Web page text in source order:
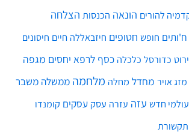
להורים הונאה הכנסות הצלחה
ח'ותים חופש חטופים חיזבאללה חיים חיסונים
כדורסל כלכלה כסף לרפא יחסים מגפה
מזג אויר מחדל מחלה מלחמה ממשלה משבר
חדש עזה עזרה עסק עסקים קומנדו
תקשורת